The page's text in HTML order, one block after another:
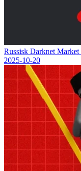
Russisk Darknet
2025-10-20